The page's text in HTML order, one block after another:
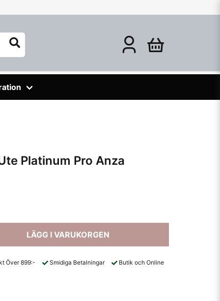
Platinum Pro Anza
LÄGG I VARUKORGEN
Över 899:- Smidiga Betalningar
Butik och Online